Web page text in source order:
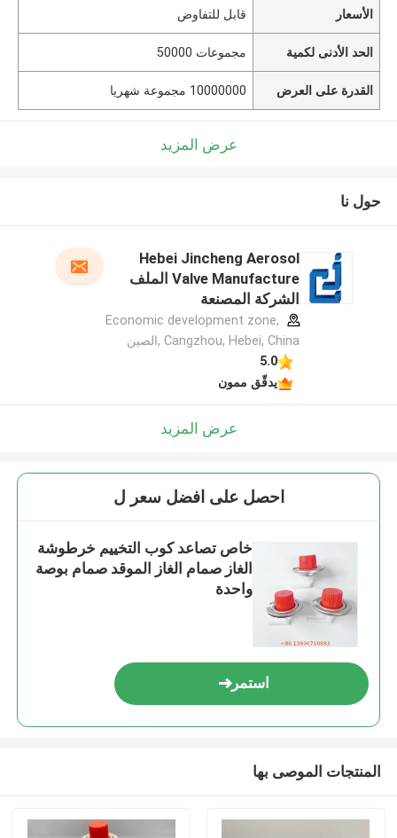
الأسعار قابل للتفاوض
الحد الأدنى لكمية مجموعات 50000
القدرة على العرض 10000000 مجموعة شهريا
عرض المزيد
حول نا
Hebei Jincheng Aerosol
Valve Manufacture الملف
الشركة المصنعة
Economic development zone,
Cangzhou, Hebei, China ,الصين
5.0
يدقّق ممون
عرض المزيد
احصل على افضل سعر ل
خاص تصاعد كوب التخييم خرطوشة
الغاز صمام الغاز الموقد صمام بوصة
واحدة
استمر
المنتجات الموصى بها